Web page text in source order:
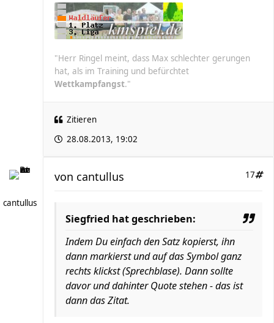
"Herr Ringel meint, dass Max schlechter gerungen
hat, als im Training und befürchtet
Wettkampfangst."
Zitieren
28.08.2013, 19:02
cantullus
17
von cantullus
Siegfried hat geschrieben:
Indem Du einfach den Satz kopierst, ihn
dann markierst und auf das Symbol ganz
rechts klickst (Sprechblase). Dann sollte
davor und dahinter Quote stehen - das ist
dann das Zitat.